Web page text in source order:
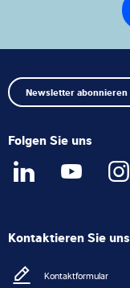
Newsletter abonnieren
Folgen Sie uns
Kontaktieren Sie uns
Kontaktformular